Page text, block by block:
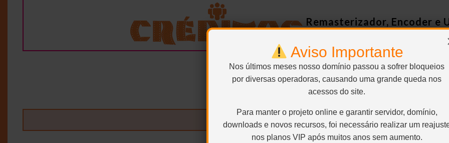
Aviso Importante
Nos últimos meses nosso domínio passou a sofrer bloqueios
por diversas operadoras, causando uma grande queda nos
acessos do site.
Para manter o projeto online e garantir servidor, domínio,
downloads e novos recursos, foi necessário realizar um
nos planos VIP após muitos anos sem aumento.
Remasterizador, Encoder e
Áudio 100% ripado da HBOMax.